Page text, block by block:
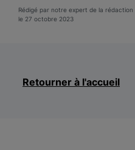
Rédigé par notre expert de la rédaction
le 27 octobre 2023
Retourner à l'accueil